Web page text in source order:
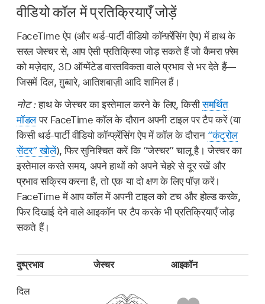
वीडियो कॉल में प्रतिक्रियाएँ जोड़ें
FaceTime ऐप (और थर्ड-पार्टी वीडियो कॉन्फ़्रेंसिंग ऐप) में हाथ के
सरल जेस्चर से, आप ऐसी प्रतिक्रिया जोड़ सकते हैं जो कैमरा फ़्रेम
को मज़ेदार, 3D ऑग्मेंटेड वास्तविकता वाले प्रभाव से भर देते हैं—
जिसमें दिल, ग़ुब्बारे, आतिशबाज़ी आदि शामिल हैं।
नोट :हाथ के जेस्चर का इस्तेमाल करने के लिए, किसीसमर्थित
मॉडलपर FaceTime कॉल के दौरान अपनी टाइल पर टैप करें (या
किसी थर्ड-पार्टी वीडियो कॉन्फ्रेंसिंग ऐप में कॉल के दौरान “कंट्रोल
सेंटर” खोलें), फिर सुनिश्चित करें कि “जेस्चर” चालू है। जेस्चर का
इस्तेमाल करते समय, अपने हाथों को अपने चेहरे से दूर रखें और
प्रभाव सक्रिय करना है, तो एक या दो क्षण के लिए पॉज़ करें।
FaceTime में आप कॉल में अपनी टाइल को टच और होल्ड करके,
फिर दिखाई देने वाले आइकॉन पर टैप करके भी प्रतिक्रियाएँ जोड़
सकते हैं।
दुष्प्रभाव जेस्चर आइकॉन
दिल